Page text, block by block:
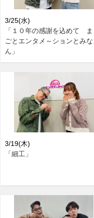
3/25(水)
「１０年の感謝を込めて
ごとエンタメ～ションとみ
ん」
3/19(木)
「細工」